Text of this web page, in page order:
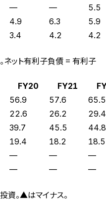
— — 5.5
4.9 6.3 5.9
3.4 4.2 4.2
ネット有利子負債 = 有利子
FY20 FY21
56.9 57.6 65.5
22.6 26.2 29.4
39.7 45.5 44.8
19.4 18.2 18.5
— — —
— — —
資。▲はマイナス。